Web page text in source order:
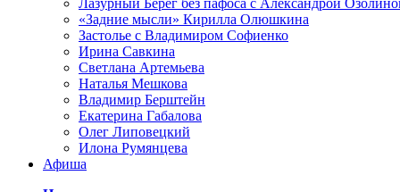
«Задние мысли» Кирилла Олюшкина
Застолье с Владимиром Софиенко
Ирина Савкина
Светлана Артемьева
Наталья Мешкова
Владимир Берштейн
Екатерина Габалова
Олег Липовецкий
Илона Румянцева
Афиша